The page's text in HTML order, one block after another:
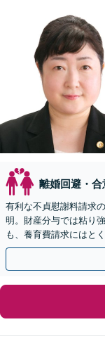
離婚回避・合
有利な不貞慰謝料請求
明。財産分与では粘り
も、養育費請求にはと
ートさせていただきま